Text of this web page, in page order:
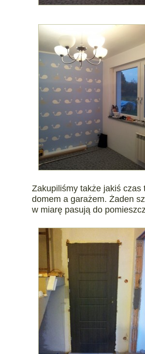
Zakupiliśmy także jakiś czas
domem a garażem. Żaden
w miarę pasują do